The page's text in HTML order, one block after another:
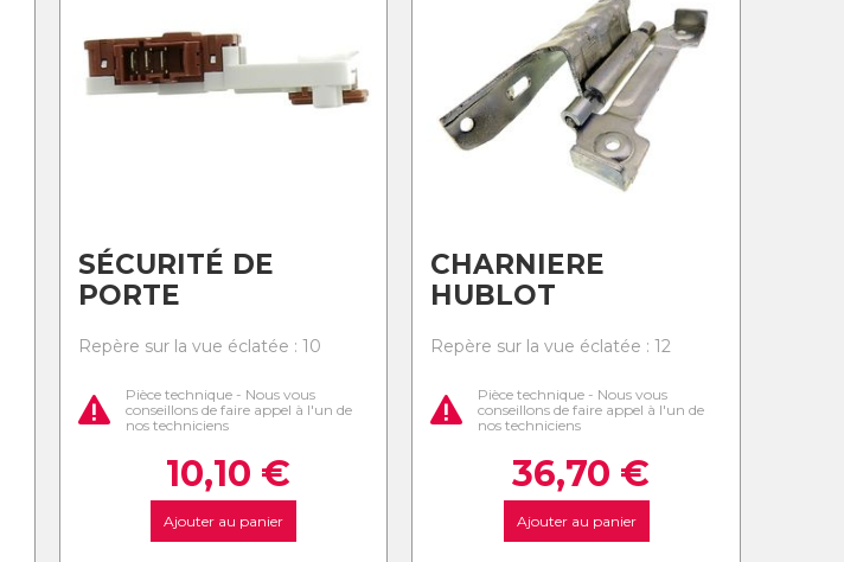
SÉCURITÉ DE
PORTE
Repère sur la vue éclatée : 10
Pièce technique - Nous vous
conseillons de faire appel à l'un de
nos techniciens
10,10 €
Ajouter au panier
CHARNIERE
HUBLOT
Repère sur la vue éclatée : 12
Pièce technique - Nous vous
conseillons de faire appel à l'un de
nos techniciens
36,70 €
Ajouter au panier